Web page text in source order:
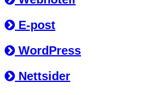
E-post
WordPress
Nettsider